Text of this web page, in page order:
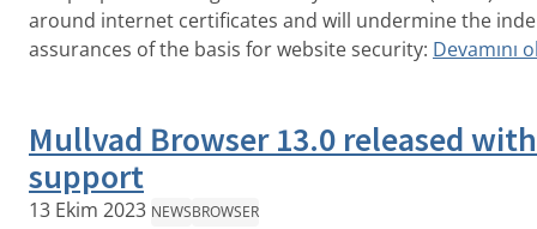
around internet certificates and will undermine the
assurances of the basis for website security: Devamını
Mullvad Browser 13.0 released
support
13 Ekim 2023 NEWSBROWSER